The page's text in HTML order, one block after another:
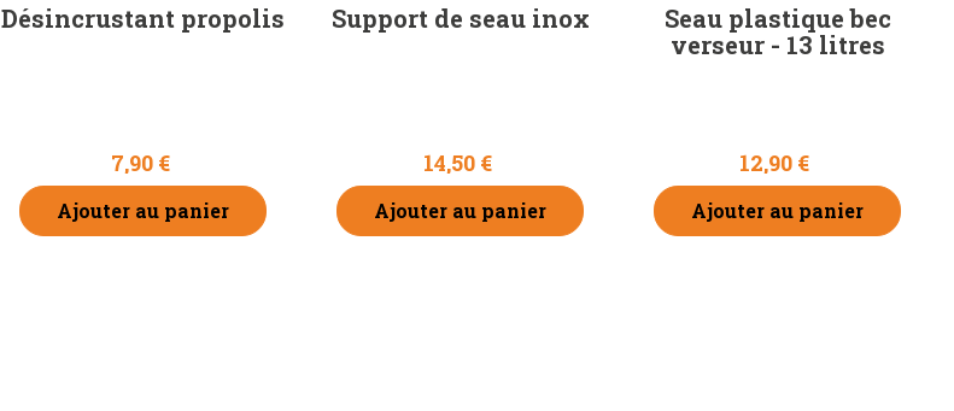
Désincrustant propolis
7,90 €
Ajouter au panier
Support de seau inox
14,50 €
Ajouter au panier
Seau plastique bec
verseur - 13 litres
12,90 €
Ajouter au panier